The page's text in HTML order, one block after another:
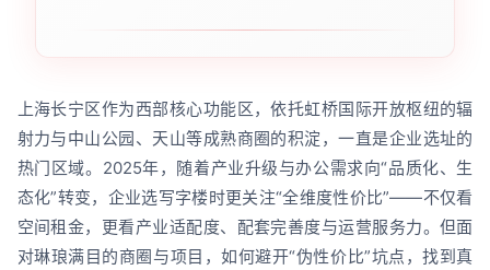
上海长宁区作为西部核心功能区，依托虹桥国际开放枢纽的辐
射力与中山公园、天山等成熟商圈的积淀，一直是企业选址的
热门区域。2025年，随着产业升级与办公需求向“品质化、生
态化”转变，企业选写字楼时更关注“全维度性价比”——不仅看
空间租金，更看产业适配度、配套完善度与运营服务力。但面
对琳琅满目的商圈与项目，如何避开“伪性价比”坑点，找到真